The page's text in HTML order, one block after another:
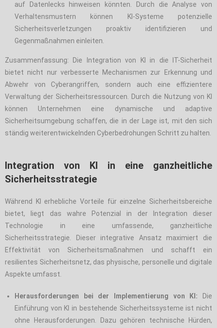
auf Datenlecks hinweisen könnten. Durch die Analyse von
Verhaltensmustern können KI-Systeme potenzielle
Sicherheitsverletzungen proaktiv identifizieren und
Gegenmaßnahmen einleiten.
Zusammenfassung: Die Integration von KI in die IT-Sicherheit
bietet nicht nur verbesserte Mechanismen zur Erkennung und
Abwehr von Cyberangriffen, sondern auch eine effizientere
Verwaltung der Sicherheitsressourcen. Durch die Nutzung von KI
können Unternehmen eine dynamische und adaptive
Sicherheitsumgebung schaffen, die in der Lage ist, mit den sich
ständig weiterentwickelnden Cyberbedrohungen Schritt zu halten.
Integration von KI in eine ganzheitliche
Sicherheitsstrategie
Während KI erhebliche Vorteile für einzelne Sicherheitsbereiche
bietet, liegt das wahre Potenzial in der Integration dieser
Technologie in eine umfassende, ganzheitliche
Sicherheitsstrategie. Dieser integrative Ansatz maximiert die
Effektivität von Sicherheitsmaßnahmen und schafft ein
resilientes Sicherheitsnetz, das physische, personelle und digitale
Aspekte umfasst.
Herausforderungen bei der Implementierung von KI: Die
Einführung von KI in bestehende Sicherheitssysteme ist nicht
ohne Herausforderungen. Dazu gehören technische Hürden,